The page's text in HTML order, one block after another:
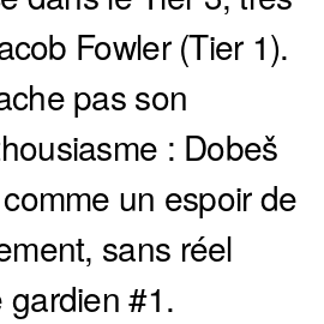
Fowler (Tier 1).
pas son
: Dobeš
un espoir de
sans réel
gardien #1.